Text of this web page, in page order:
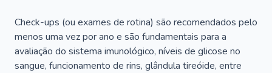
Check-ups (ou exames de rotina) são recomendados pelo
menos uma vez por ano e são fundamentais para a
avaliação do sistema imunológico, níveis de glicose no
sangue, funcionamento de rins, glândula tireóide, entre